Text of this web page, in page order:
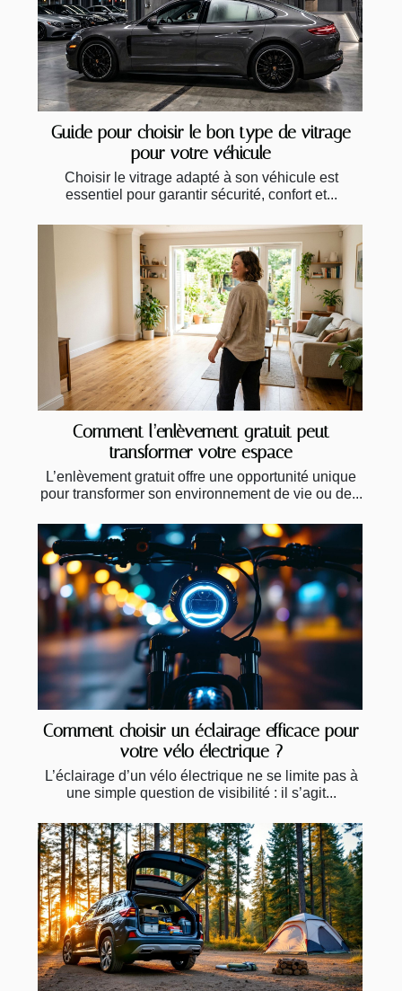
Guide pour choisir le bon type de vitrage
pour votre véhicule
Choisir le vitrage adapté à son véhicule est
essentiel pour garantir sécurité, confort et...
Comment l’enlèvement gratuit peut
transformer votre espace
L’enlèvement gratuit offre une opportunité unique
pour transformer son environnement de vie ou de...
Comment choisir un éclairage efficace pour
votre vélo électrique ?
L’éclairage d’un vélo électrique ne se limite pas à
une simple question de visibilité : il s’agit...